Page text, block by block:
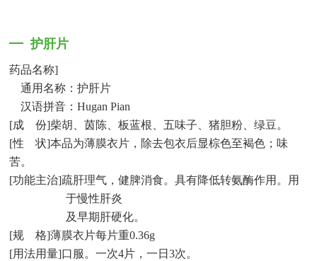
护肝片
药品名称]
通用名称：护肝片
汉语拼音：Hugan Pian
[成 份]柴胡、茵陈、板蓝根、五味子、猪胆粉、绿豆。
[性 状]本品为薄膜衣片，除去包衣后显棕色至褐色；味
苦。
[功能主治]疏肝理气，健脾消食。具有降低转氨酶作用。用
于慢性肝炎
及早期肝硬化。
[规 格]薄膜衣片每片重0.36g
[用法用量]口服。一次4片，一日3次。